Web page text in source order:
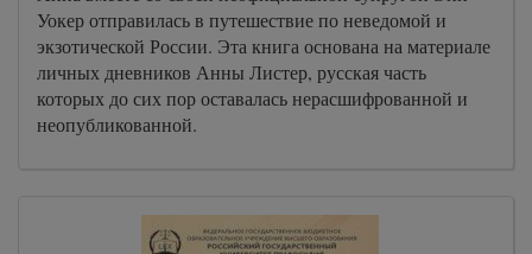
Уокер отправилась в путешествие по неведомой и
экзотической России. Эта книга основана на материале
личных дневников Анны Листер, русская часть
которых до сих пор оставалась нерасшифрованной и
неопубликованной.